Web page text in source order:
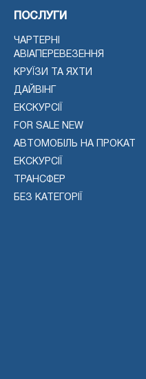
ПОСЛУГИ
ЧАРТЕРНІ
АВІАПЕРЕВЕЗЕННЯ
КРУЇЗИ ТА ЯХТИ
ДАЙВІНГ
ЕКСКУРСІЇ
FOR SALE NEW
АВТОМОБІЛЬ НА ПРОКАТ
ЕКСКУРСІЇ
ТРАНСФЕР
БЕЗ КАТЕГОРІЇ